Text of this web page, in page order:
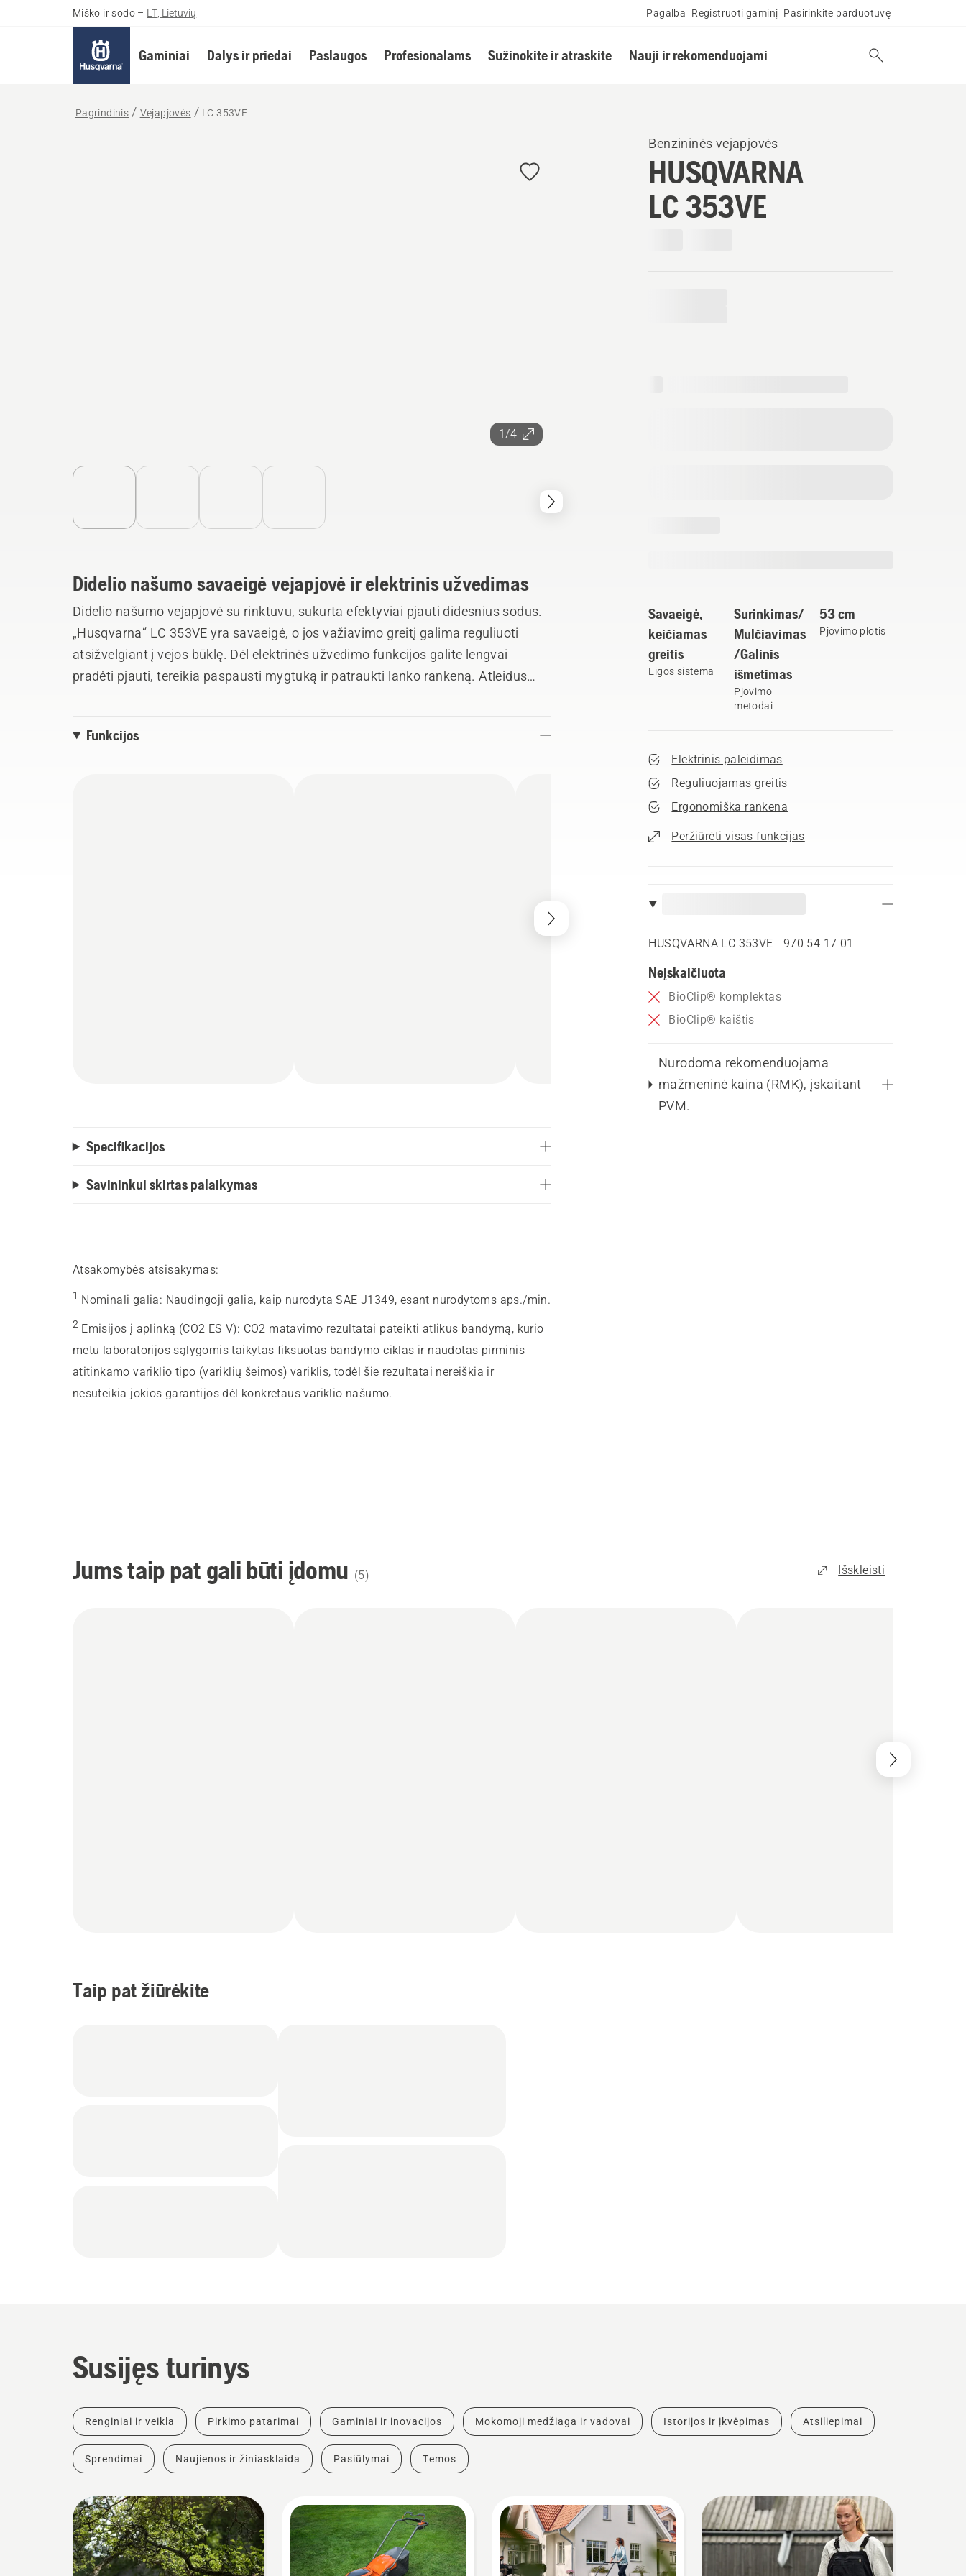
Miško ir sodo – LT, Lietuvių Pagalba Registruoti gaminį Pasirinkite parduotuvę
Gaminiai Dalys ir priedai Paslaugos Profesionalams Sužinokite ir atraskite Nauji ir rekomenduojami
Pagrindinis Vejapjovės LC 353VE
1/4
Benzininės vejapjovės
HUSQVARNA
LC 353VE
Savaeigė,
keičiamas
greitis
Eigos sistema
Surinkimas/
Mulčiavimas
/Galinis
išmetimas
Pjovimo
metodai
53 cm
Pjovimo plotis
Elektrinis paleidimas
Reguliuojamas greitis
Ergonomiška rankena
Peržiūrėti visas funkcijas
HUSQVARNA LC 353VE - 970 54 17‑01
Neįskaičiuota
BioClip® komplektas
BioClip® kaištis
Nurodoma rekomenduojama
mažmeninė kaina (RMK), įskaitant
PVM.
Didelio našumo savaeigė vejapjovė ir elektrinis užvedimas
Didelio našumo vejapjovė su rinktuvu, sukurta efektyviai pjauti didesnius sodus.
„Husqvarna“ LC 353VE yra savaeigė, o jos važiavimo greitį galima reguliuoti
atsižvelgiant į vejos būklę. Dėl elektrinės užvedimo funkcijos galite lengvai
pradėti pjauti, tereikia paspausti mygtuką ir patraukti lanko rankeną. Atleidus
pasiekiami valdikliai.
Funkcijos
Specifikacijos
Savininkui skirtas palaikymas
Atsakomybės atsisakymas:
1 Nominali galia: Naudingoji galia, kaip nurodyta SAE J1349, esant nurodytoms aps./min.
2 Emisijos į aplinką (CO2 ES V): CO2 matavimo rezultatai pateikti atlikus bandymą, kurio
metu laboratorijos sąlygomis taikytas fiksuotas bandymo ciklas ir naudotas pirminis
atitinkamo variklio tipo (variklių šeimos) variklis, todėl šie rezultatai nereiškia ir
nesuteikia jokios garantijos dėl konkretaus variklio našumo.
Jums taip pat gali būti įdomu (5) Išskleisti
Taip pat žiūrėkite
Susijęs turinys
Renginiai ir veikla Pirkimo patarimai Gaminiai ir inovacijos Mokomoji medžiaga ir vadovai Istorijos ir įkvėpimas Atsiliepimai
Sprendimai Naujienos ir žiniasklaida Pasiūlymai Temos